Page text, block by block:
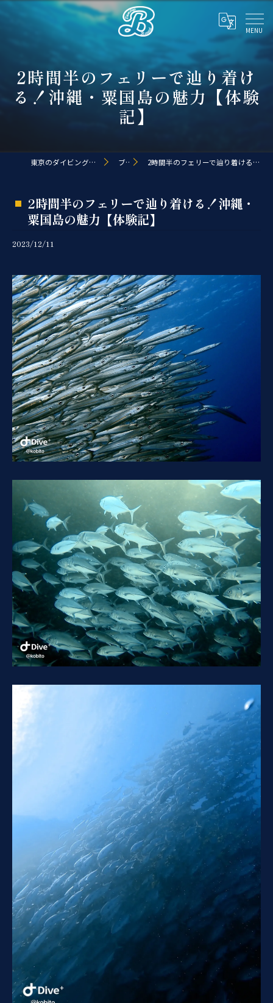
2時間半のフェリーで辿り着け
る！沖縄・粟国島の魅力【体験
記】
東京のダイビングならDive shop B.coast ブログ 2時間半のフェリーで辿り着ける！沖縄・粟国島の魅力【体験記】
2時間半のフェリーで辿り着ける！沖縄・
粟国島の魅力【体験記】
2023/12/11